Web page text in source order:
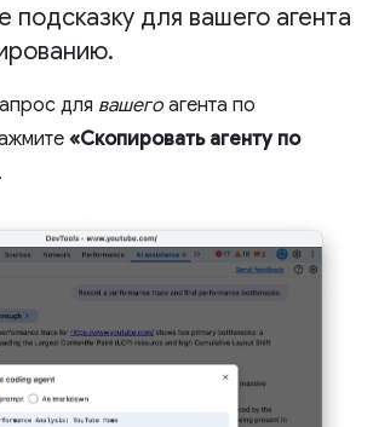
подсказку для вашего агента
.
для вашего агента по
«Скопировать агенту по
.